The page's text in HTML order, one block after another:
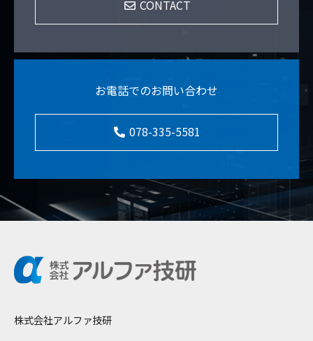
CONTACT
お電話でのお問い合わせ
078-335-5581
株式会社アルファ技研